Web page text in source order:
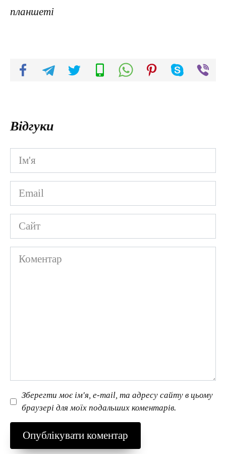
планшеті
Відгуки
Ім'я
*
Email
*
Сайт
Коментар
Зберегти моє ім'я, e-mail, та адресу сайту в цьому
браузері для моїх подальших коментарів.